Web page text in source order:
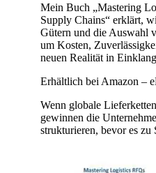
Mein Buch „Mastering
Supply Chains“ erklärt,
Gütern und die Auswahl
um Kosten,
neuen Realität in
Erhältlich bei Amazon –
Wenn globale
gewinnen die
strukturieren, bevor es zu